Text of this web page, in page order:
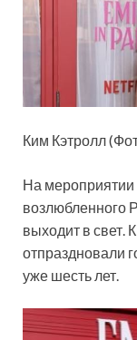
Ким Кэтролл
На мероприятии
возлюбленного
выходит в свет.
отпраздновали
уже шесть лет.